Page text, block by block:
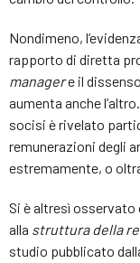
Nondimeno,
rapporto di diretta
managere il
aumenta anche
socisi è rivelato
remunerazioni degli
estremamente, o
Si è altresì
alla struttura della
studio pubblicato